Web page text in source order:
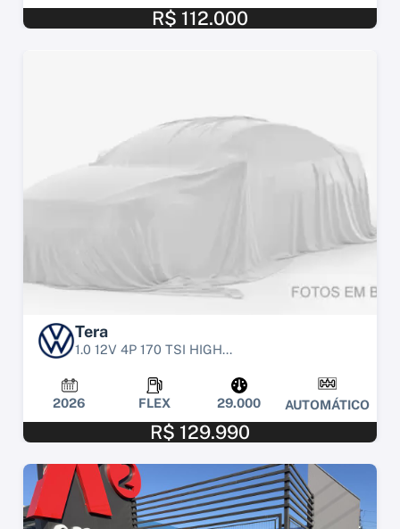
R$ 112.000
Tera
1.0 12V 4P 170 TSI HIGH...
2026 FLEX 29.000 AUTOMÁTICO
R$ 129.990